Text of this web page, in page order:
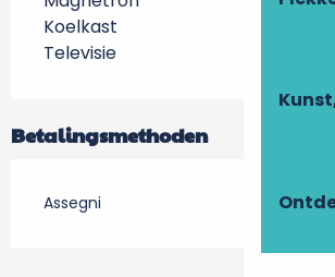
Koelkast
Televisie
Betalingsmethoden
Assegni